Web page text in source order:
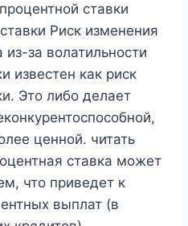
ставки
Риск изменения
из-за волатильности
известен как риск
Это либо делает
ценной. читать
ставка может
что приведет к
выплат (в